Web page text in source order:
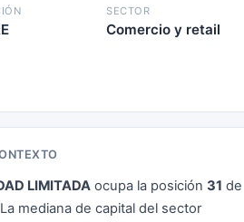
SECTOR
Comercio y retail
LIMITADA ocupa la posición 31 de
mediana de capital del sector